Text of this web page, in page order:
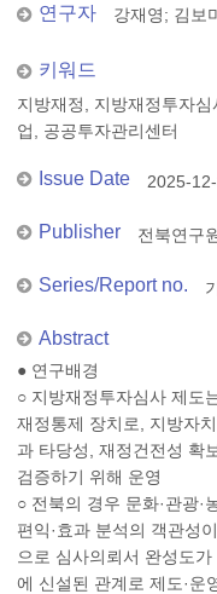
연구자 강재영; 김보
키워드
지방재정, 지방재정투자
업, 공공투자관리센터
Issue Date 2025-
Publisher 전북연구
Series/Report no.
Abstract
● 연구배경
○ 지방재정투자심사 제도
재정통제 장치로, 지방자
과 타당성, 재정건전성 확
검증하기 위해 운영
○ 전북의 경우 문화·관광·
편익·효과 분석의 객관성
으로 심사의뢰서 완성도
에 신설된 관계로 제도·운